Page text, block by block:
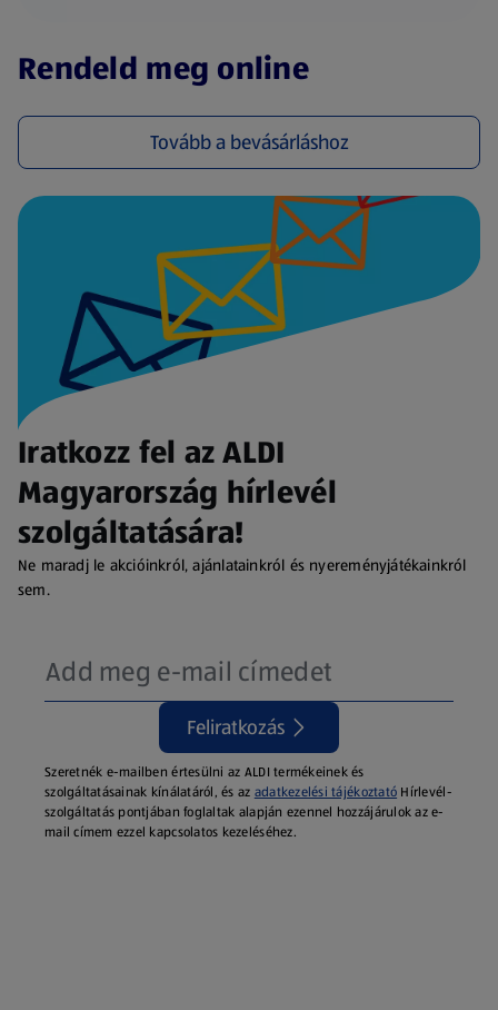
Rendeld meg online
Tovább a bevásárláshoz
(új oldalon nyílik meg)
Iratkozz fel az ALDI
Magyarország hírlevél
szolgáltatására!
Ne maradj le akcióinkról, ajánlatainkról és nyereményjátékainkról
sem.
Feliratkozás
Szeretnék e-mailben értesülni az ALDI termékeinek és
szolgáltatásainak kínálatáról, és az adatkezelési tájékoztató Hírlevél-
szolgáltatás pontjában foglaltak alapján ezennel hozzájárulok az e-
mail címem ezzel kapcsolatos kezeléséhez.